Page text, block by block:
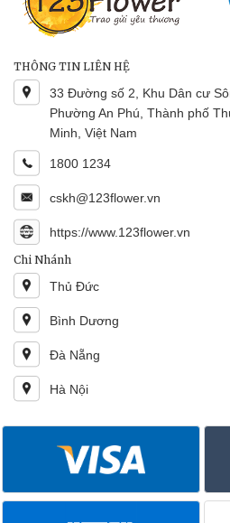
THÔNG TIN LIÊN HỆ
33 Đường số 2, Khu Dân cư
Phường An Phú, Thành phố
Minh, Việt Nam
1800 1234
cskh@123flower.vn
https://www.123flower.vn
Chi Nhánh
Thủ Đức
Bình Dương
Đà Nẵng
Hà Nội